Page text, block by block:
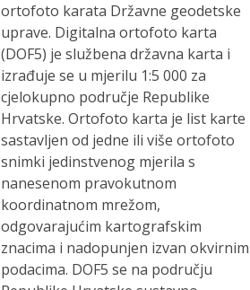
ortofoto karata Državne geodetske
uprave. Digitalna ortofoto karta
(DOF5) je službena državna karta i
izrađuje se u mjerilu 1:5 000 za
cjelokupno područje Republike
Hrvatske. Ortofoto karta je list karte
sastavljen od jedne ili više ortofoto
snimki jedinstvenog mjerila s
nanesenom pravokutnom
koordinatnom mrežom,
odgovarajućim kartografskim
znacima i nadopunjen izvan okvirnim
podacima. DOF5 se na području